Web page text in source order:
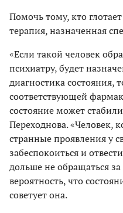
Помочь тому, кто
терапия, назначенная
«Если такой человек
психиатру, будет
диагностика состояния,
соответствующей
состояние может
Переходнова. «Человек,
странные проявления у
забеспокоиться и
дольше не обращаться
вероятность, что
советует она.